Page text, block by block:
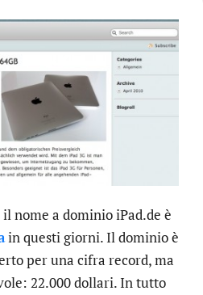
il nome a dominio iPad.de è
in questi giorni. Il dominio è
per una cifra record, ma
22.000 dollari. In tutto